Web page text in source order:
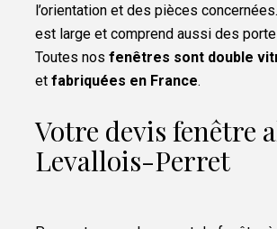
l’orientation et des pièces
est large et comprend aussi des
Toutes nosfenêtres sont double
etfabriquées en France.
Votre devis fenêtre
Levallois-Perret